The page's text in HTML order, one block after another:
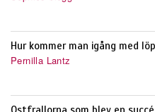
Hur kommer man igång med
Pernilla Lantz